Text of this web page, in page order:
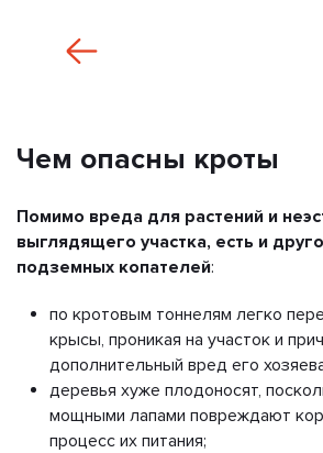
Чем опасны кроты
Помимо вреда для растений и
выглядящего участка, есть и
подземных копателей:
по кротовым тоннелям легко
крысы, проникая на участок и
дополнительный вред его
деревья хуже плодоносят,
мощными лапами повреждают
процесс их питания;